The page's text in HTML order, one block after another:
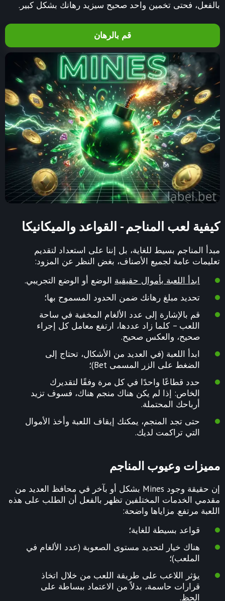
بالفعل، فحتى تخمين واحد صحيح سيزيد رهانك بشكل كبير.
قم بالرهان
كيفية لعب المناجم - القواعد والميكانيكا
مبدأ المناجم بسيط للغاية، بل إننا على استعداد لتقديم
تعليمات عامة لجميع الأصناف، بغض النظر عن المزود:
ابدأ اللعبة بأموال حقيقية الوضع أو الوضع التجريبي.
تحديد مبلغ رهانك ضمن الحدود المسموح بها؛
قم بالإشارة إلى عدد الألغام المخفية في ساحة
اللعب – كلما زاد عددها، ارتفع معامل كل إجراء
صحيح، والعكس صحيح.
ابدأ اللعبة (في العديد من الأشكال، تحتاج إلى
الضغط على الزر المسمى Bet)؛
حدد قطاعًا واحدًا في كل مرة وفقًا لتقديرك
الخاص: إذا لم يكن هناك منجم هناك، فسوف تزيد
أرباحك المحتملة.
حتى تجد المنجم، يمكنك إيقاف اللعبة وأخذ الأموال
التي تراكمت لديك.
مميزات وعيوب المناجم
إن حقيقة وجود Mines بشكل أو بآخر في محافظ العديد من
مقدمي الخدمات المختلفين تظهر بالفعل أن الطلب على هذه
اللعبة مرتفع. مزاياها واضحة:
قواعد بسيطة للغاية؛
هناك خيار لتحديد مستوى الصعوبة (عدد الألغام في
الملعب)؛
يؤثر اللاعب على طريقة اللعب من خلال اتخاذ
قرارات حاسمة، بدلاً من الاعتماد ببساطة على
الحظ.